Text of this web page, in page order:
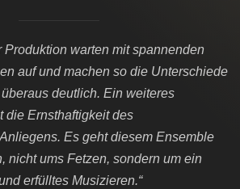
Produktion warten mit spannenden
auf und machen so die Unterschiede
deutlich. Ein weiteres
die Ernsthaftigkeit des
Es geht diesem Ensemble
nicht ums Fetzen, sondern um ein
erfülltes Musizieren.“